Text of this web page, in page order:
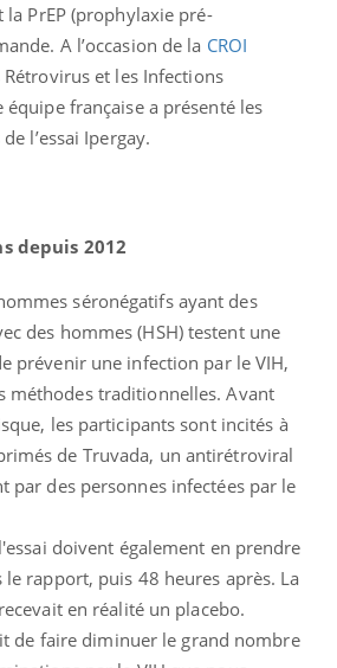
la PrEP (prophylaxie pré-
A l’occasion de la CROI
et les Infections
française a présenté les
l’essai Ipergay.
depuis 2012
séronégatifs ayant des
des hommes (HSH) testent une
prévenir une infection par le VIH,
méthodes traditionnelles. Avant
les participants sont incités à
de Truvada, un antirétroviral
par des personnes infectées par le
doivent également en prendre
rapport, puis 48 heures après. La
en réalité un placebo.
de faire diminuer le grand nombre